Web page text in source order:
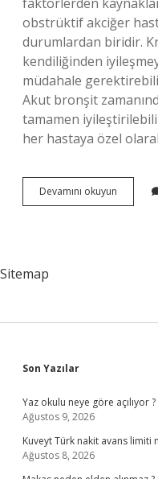
obstrüktif akciğer
durumlardan biridir.
kendiliğinden
müdahale
Akut bronşit
tamamen
her hastaya özel
Devamını okuyun
Tedavisi
Sitemap
Sidebar
Son Yazılar
Yaz okulu neye göre açılıyor ?
Ağustos 9, 2026
Kuveyt Türk nakit avans limiti
Ağustos 8, 2026